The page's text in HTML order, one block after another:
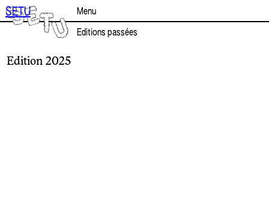
Aller
au
SETU Menu
Editions passées
Edition 2025